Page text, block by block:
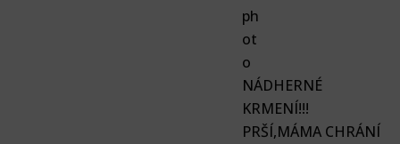
NÁDHERNÉ
KRMENÍ!!!
PRŠÍ,MÁMA CHRÁNÍ